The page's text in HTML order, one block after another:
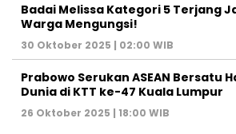
Badai Melissa Kategori 5 Terjang
Warga Mengungsi!
30 Oktober 2025 | 02:00 WIB
Prabowo Serukan ASEAN Bersatu
Dunia di KTT ke-47 Kuala Lumpur
26 Oktober 2025 | 18:00 WIB